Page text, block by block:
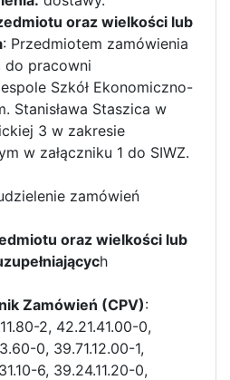
oraz wielkości lub
: Przedmiotem zamówienia
do pracowni
Szkół Ekonomiczno-
Stanisława Staszica w
3 w zakresie
w załączniku 1 do SIWZ.
zamówień
oraz wielkości lub
h
Zamówień (CPV):
2, 42.21.41.00-0,
0, 39.71.12.00-1,
6, 39.24.11.20-0,